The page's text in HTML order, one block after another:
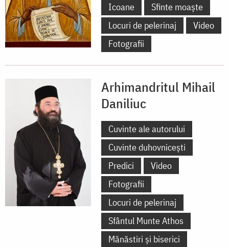
Icoane
Sfinte moaște
Locuri de pelerinaj
Video
Fotografii
Arhimandritul Mihail
Daniliuc
Cuvinte ale autorului
Cuvinte duhovnicești
Predici
Video
Fotografii
Locuri de pelerinaj
Sfântul Munte Athos
Mănăstiri și biserici